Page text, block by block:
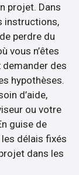
projet. Dans
instructions,
perdre du
vous n’êtes
demander des
hypothèses.
d’aide,
ou votre
guise de
délais fixés
dans les